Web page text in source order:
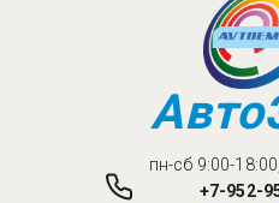
пн-сб 9:00-
+7-952-